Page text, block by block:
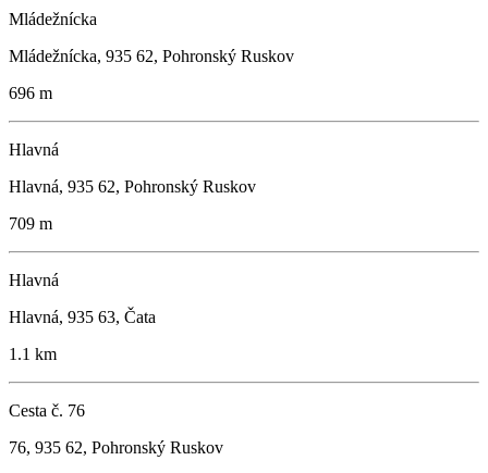
Mládežnícka
Mládežnícka, 935 62, Pohronský Ruskov
696 m
Hlavná
Hlavná, 935 62, Pohronský Ruskov
709 m
Hlavná
Hlavná, 935 63, Čata
1.1 km
Cesta č. 76
76, 935 62, Pohronský Ruskov